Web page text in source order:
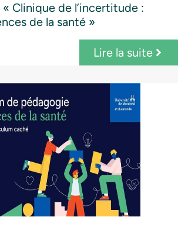
Clinique de l’incertitude :
de la santé »
Lire la suite